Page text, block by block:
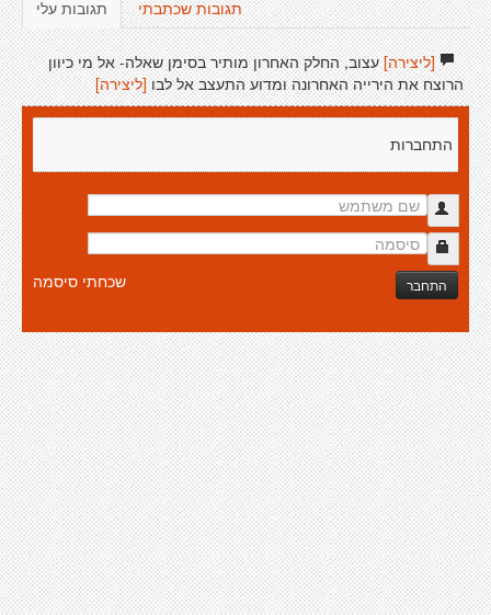
תגובות עלי תגובות שכתבתי
[ליצירה]עצוב, החלק האחרון מותיר בסימן שאלה- אל מי כיוון
הרוצח את הירייה האחרונה ומדוע התעצב אל לבו [ליצירה]
התחברות
התחבר שכחתי סיסמה